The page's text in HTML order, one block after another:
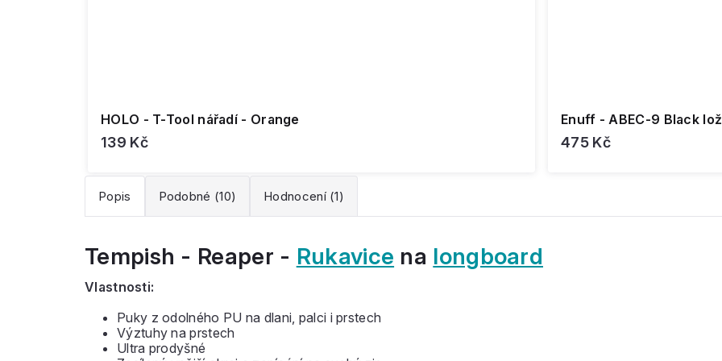
HOLO - T-Tool nářadí - Orange
139 Kč
Enuff - ABEC-9 Black
475 Kč
Popis Podobné (10) Hodnocení (1)
Tempish - Reaper - Rukavice na longboard
Vlastnosti:
Puky z odolného PU na dlani, palci i prstech
Výztuhy na prstech
Ultra prodyšné